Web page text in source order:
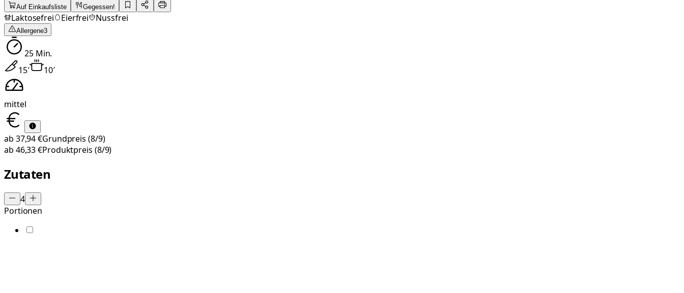
Auf Einkaufsliste Gegessen!
Laktosefrei Eierfrei Nussfrei
Allergene3
25Min.
15′ 10′
mittel
ab 37,94 €Grundpreis (8/9)
ab 46,33 €Produktpreis (8/9)
Zutaten
4
Portionen